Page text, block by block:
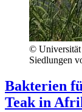
© Universität
Siedlungen
Bakterien
Teak in